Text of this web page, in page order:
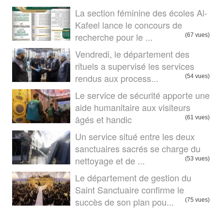
La section féminine des écoles Al-
Kafeel lance le concours de
recherche pour le ...
(67 vues)
Vendredi, le département des
rituels a supervisé les services
rendus aux process...
(54 vues)
Le service de sécurité apporte une
aide humanitaire aux visiteurs
âgés et handic
(61 vues)
Un service situé entre les deux
sanctuaires sacrés se charge du
nettoyage et de ...
(53 vues)
Le département de gestion du
Saint Sanctuaire confirme le
succès de son plan pou...
(75 vues)